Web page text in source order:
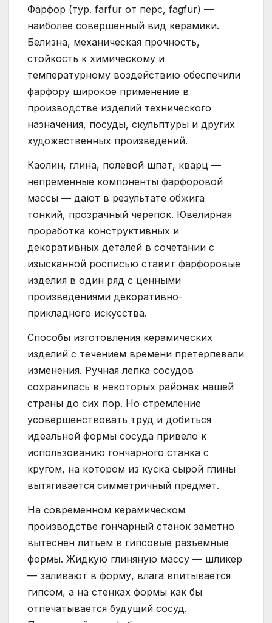
Фарфор (тур. farfur от перс, fagfur) —
наиболее совершенный вид керамики.
Белизна, механическая прочность,
стойкость к химическому и
температурному воздействию обеспечили
фарфору широкое применение в
производстве изделий технического
назначения, посуды, скульптуры и других
художественных произведений.
Каолин, глина, полевой шпат, кварц —
непременные компоненты фарфоровой
массы — дают в результате обжига
тонкий, прозрачный черепок. Ювелирная
проработка конструктивных и
декоративных деталей в сочетании с
изысканной росписью ставит фарфоровые
изделия в один ряд с ценными
произведениями декоративно-
прикладного искусства.
Способы изготовления керамических
изделий с течением времени претерпевали
изменения. Ручная лепка сосудов
сохранилась в некоторых районах нашей
страны до сих пор. Но стремление
усовершенствовать труд и добиться
идеальной формы сосуда привело к
использованию гончарного станка с
кругом, на котором из куска сырой глины
вытягивается симметричный предмет.
На современном керамическом
производстве гончарный станок заметно
вытеснен литьем в гипсовые разъемные
формы. Жидкую глиняную массу — шликер
— заливают в форму, влага впитывается
гипсом, а на стенках формы как бы
отпечатывается будущий сосуд.